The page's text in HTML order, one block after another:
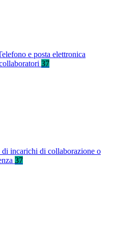
e posta elettronica
37
incarichi di collaborazione o
37